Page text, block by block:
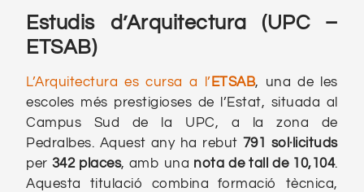
Estudis d’Arquitectura (UPC –
ETSAB)
L’Arquitectura es cursa a l’ ETSAB, una de les
escoles més prestigioses de l’Estat, situada al
Campus Sud de la UPC, a la zona de
Pedralbes. Aquest any ha rebut 791 sol·licituds
per 342 places, amb una nota de tall de 10,104.
Aquesta titulació combina formació tècnica,